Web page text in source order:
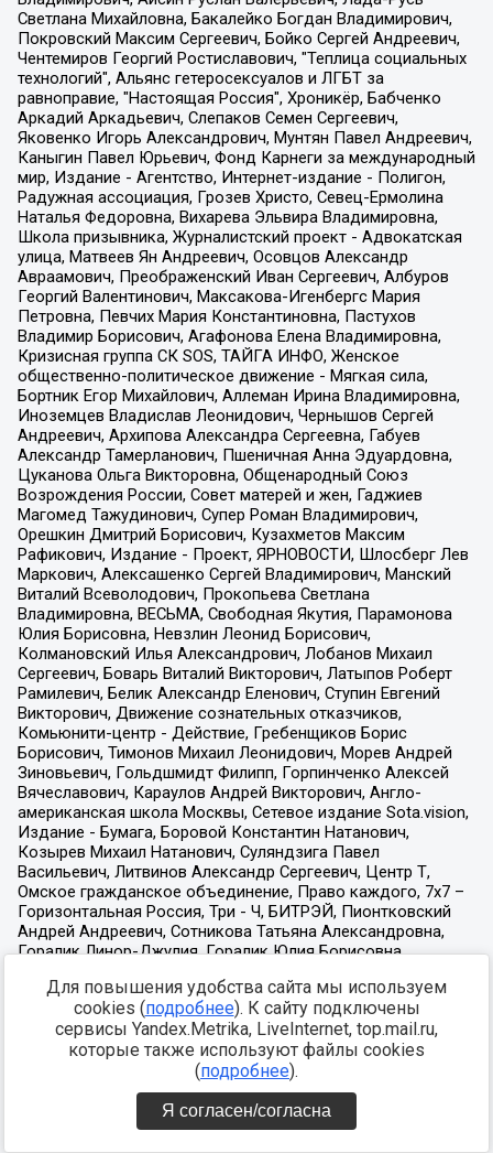
Для повышения удобства сайта мы используем
cookies (подробнее). К сайту подключены
сервисы Yandex.Metrika, LiveInternet, top.mail.ru,
которые также используют файлы cookies
(подробнее).
Я согласен/согласна